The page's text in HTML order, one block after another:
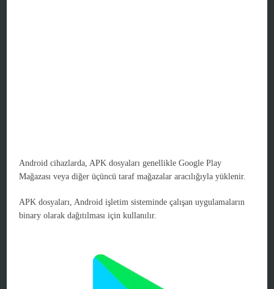
Android cihazlarda, APK dosyaları genellikle Google Play
Mağazası veya diğer üçüncü taraf mağazalar aracılığıyla yüklenir.
APK dosyaları, Android işletim sisteminde çalışan uygulamaların
binary olarak dağıtılması için kullanılır.